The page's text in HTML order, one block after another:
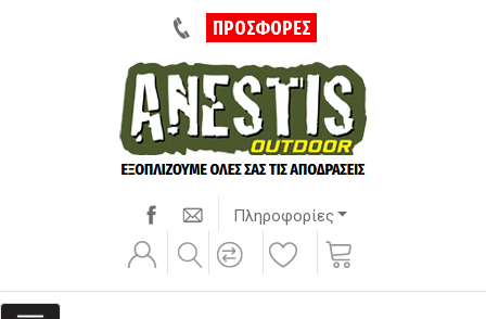
ΠΡΟΣΦΟΡΕΣ
Πληροφορίες